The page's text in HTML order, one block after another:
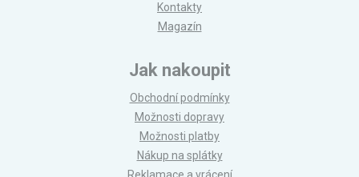
Kontakty
Magazín
Jak nakoupit
Obchodní podmínky
Možnosti dopravy
Možnosti platby
Nákup na splátky